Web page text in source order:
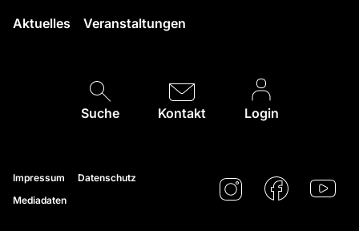
Aktuelles Veranstaltungen
Suche Kontakt Login
Impressum
Datenschutz
Mediadaten